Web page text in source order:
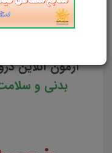
آزمون آنلاین
آزمون آنلاین
بدنی و